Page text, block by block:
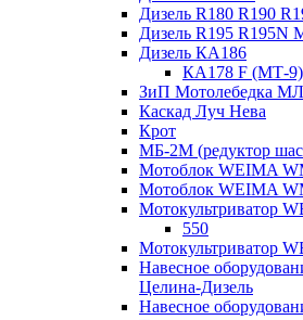
Дизель R180 R190
Дизель R195 R195N
Дизель КА186
КА178 F (МТ-9)
ЗиП Мотолебедка
Каскад Луч Нева
Крот
МБ-2М (редуктор
Мотоблок WEIMA
Мотоблок WEIMA
Мотокультриватор
550
Мотокультриватор
Навесное
Целина-Дизель
Навесное